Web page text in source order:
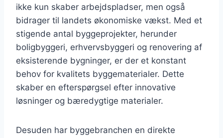
ikke kun skaber arbejdspladser, men også
bidrager til landets økonomiske vækst. Med et
stigende antal byggeprojekter, herunder
boligbyggeri, erhvervsbyggeri og renovering af
eksisterende bygninger, er der et konstant
behov for kvalitets byggematerialer. Dette
skaber en efterspørgsel efter innovative
løsninger og bæredygtige materialer.
Desuden har byggebranchen en direkte